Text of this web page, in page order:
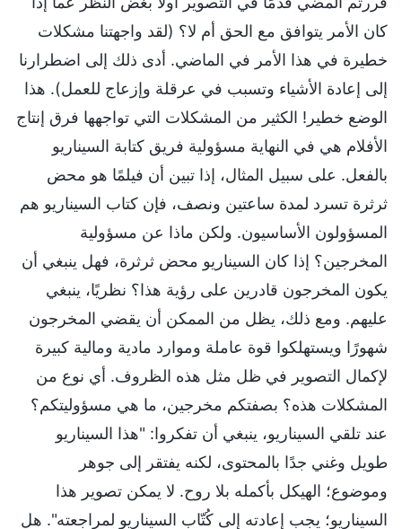
كان الأمر يتوافق مع الحق أم لا؟ (لقد واجهتنا مشكلات
خطيرة في هذا الأمر في الماضي. أدى ذلك إلى اضطرارنا
إلى إعادة الأشياء وتسبب في عرقلة وإزعاج للعمل). هذا
الوضع خطير! الكثير من المشكلات التي تواجهها فرق إنتاج
الأفلام هي في النهاية مسؤولية فريق كتابة السيناريو
بالفعل. على سبيل المثال، إذا تبين أن فيلمًا هو محض
ثرثرة تسرد لمدة ساعتين ونصف، فإن كتاب السيناريو هم
المسؤولون الأساسيون. ولكن ماذا عن مسؤولية
المخرجين؟ إذا كان السيناريو محض ثرثرة، فهل ينبغي أن
يكون المخرجون قادرين على رؤية هذا؟ نظريًا، ينبغي
عليهم. ومع ذلك، يظل من الممكن أن يقضي المخرجون
شهورًا ويستهلكوا قوة عاملة وموارد مادية ومالية كبيرة
لإكمال التصوير في ظل مثل هذه الظروف. أي نوع من
المشكلات هذه؟ بصفتكم مخرجين، ما هي مسؤوليتكم؟
عند تلقي السيناريو، ينبغي أن تفكروا: "هذا السيناريو
طويل وغني جدًا بالمحتوى، لكنه يفتقر إلى جوهر
وموضوع؛ الهيكل بأكمله بلا روح. لا يمكن تصوير هذا
السيناريو؛ يجب إعادته إلى كُتّاب السيناريو لمراجعته". هل